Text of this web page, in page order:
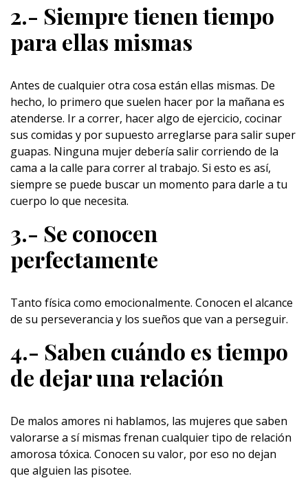
2.- Siempre tienen tiempo
para ellas mismas
Antes de cualquier otra cosa están ellas mismas. De
hecho, lo primero que suelen hacer por la mañana es
atenderse. Ir a correr, hacer algo de ejercicio, cocinar
sus comidas y por supuesto arreglarse para salir super
guapas. Ninguna mujer debería salir corriendo de la
cama a la calle para correr al trabajo. Si esto es así,
siempre se puede buscar un momento para darle a tu
cuerpo lo que necesita.
3.- Se conocen
perfectamente
Tanto física como emocionalmente. Conocen el alcance
de su perseverancia y los sueños que van a perseguir.
4.- Saben cuándo es tiempo
de dejar una relación
De malos amores ni hablamos, las mujeres que saben
valorarse a sí mismas frenan cualquier tipo de relación
amorosa tóxica. Conocen su valor, por eso no dejan
que alguien las pisotee.